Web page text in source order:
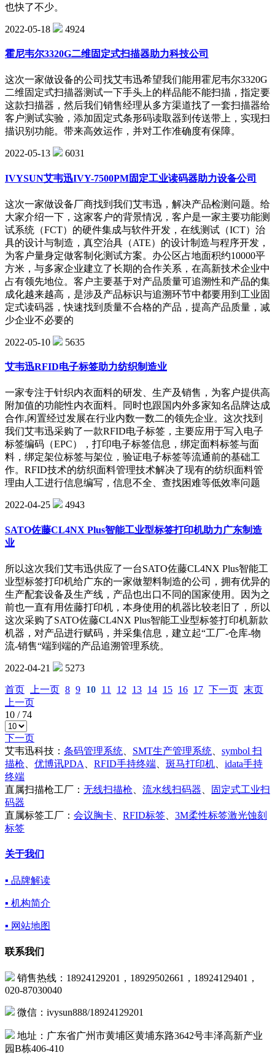
也快了不少。
2022-05-18 4924
霍尼韦尔3320G二维固定式扫描器助力科技公司
这次一家做设备的公司找艾韦迅希望我们能用霍尼韦尔3320G
二维固定式扫描器测试一下手头上的样品能不能扫描，指定要
这款扫描器，然后我们销售经理从多方渠道找了一套扫描器给
客户测试实验，添加固定式条形码读取器到传送带上，实现扫
描识别功能。带来高效运作，并对工作准确度有保障。
2022-05-13 6031
IVYSUN艾韦迅IVY-7500PM固定工业读码器助力设备公司
这次一家做设备厂商找到我们艾韦迅，解决产品检测问题。给
大家介绍一下，这家客户的背景情况，客户是一家主要功能测
试系统（FCT）的硬件集成与软件开发，在线测试（ICT）治
具的设计与制造，真空治具（ATE）的设计制造与程序开发，
为客户量身定做客制化测试方案。办公区占地面积约10000平
方米，与多家企业建立了长期的合作关系，在高新技术企业中
占有领先地位。客户主要基于对产品质量可追溯性和产品的集
成化越来越高，是涉及产品标识与追溯环节中都要用到工业固
定式读码器，快速找到质量不合格的产品，提高产品质量，减
少企业不必要的
2022-05-10 5635
艾韦迅RFID电子标签助力纺织制造业
一家专注于针织内衣面料的研发、生产及销售，为客户提供高
附加值的功能性内衣面料。同时也跟国内外多家知名品牌达成
合作,闲置经过发展在行业内数一数二的领先企业。这次找到
我们艾韦迅采购了一款RFID电子标签，主要应用于写入电子
标签编码（EPC），打印电子标签信息，绑定面料标签与面
料，绑定架位标签与架位，验证电子标签等流通前的基础工
作。RFID技术的纺织面料管理技术解决了现有的纺织面料管
理由人工进行信息编写，信息不全、查找困难等低效率问题
2022-04-25 4943
SATO佐藤CL4NX Plus智能工业型标签打印机助力广东制造
业
所以这次我们艾韦迅供应了一台SATO佐藤CL4NX Plus智能工
业型标签打印机给广东的一家做塑料制造的公司，拥有优异的
生产配套设备及生产线，产品也出口不同的国家使用。因为之
前也一直有用佐藤打印机，本身使用的机器比较老旧了，所以
这次采购了SATO佐藤CL4NX Plus智能工业型标签打印机新款
机器，对产品进行赋码，并采集信息，建立起“工厂-仓库-物
流-销售“端到端的产品追溯管理系统。
2022-04-21 5273
首页 上一页 8 9 10 11 12 13 14 15 16 17 下一页 末页
上一页
10 / 74
下一页
艾韦迅科技： 条码管理系统 SMT生产管理系统
symbol 扫
描枪
优博讯PDA RFID手持终端 斑马打印机
idata手持
终端
直属扫描枪工厂： 无线扫描枪 流水线扫码器
固定式工业扫
码器
直属标签工厂： 会议胸卡 RFID标签
3M柔性标签激光蚀刻
标签
关于我们
▪ 品牌解读
▪ 机构简介
▪ 网站地图
联系我们
销售热线：18924129201，18929502661，18924129401，
020-87030040
微信：ivysun888/18924129201
地址：广东省广州市黄埔区黄埔东路3642号丰泽高新产业
园B栋406-410